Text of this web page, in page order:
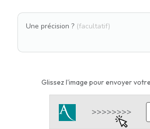
Une précision ? (facultatif)
Glissez l'image pour envoyer